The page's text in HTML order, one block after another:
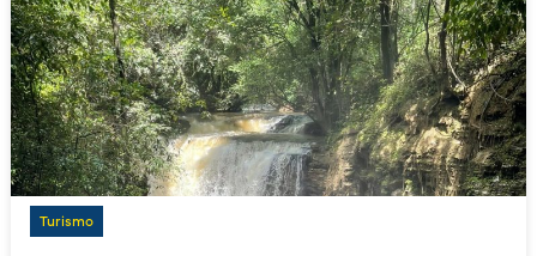
Turismo